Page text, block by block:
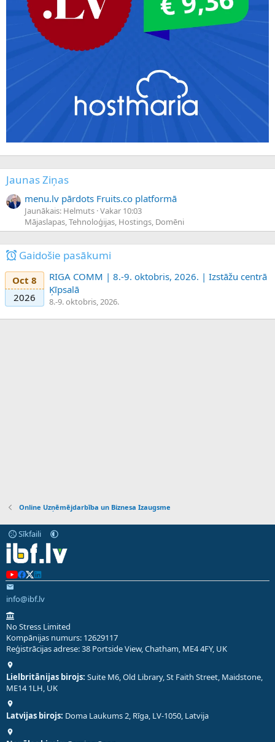
Jaunas Ziņas
menu.lv pārdots Fruits.co platformā
Jaunākais: Helmuts Vakar 10:03
Mājaslapas, Tehnoloģijas, Hostings, Domēni
Gaidošie pasākumi
Oct 8
2026
RIGA COMM | 8.-9. oktobris, 2026. | Izstāžu centrā
Ķīpsalā
8.-9. oktobris, 2026.
Online Uzņēmējdarbība un Biznesa Izaugsme
Sīkfaili
info@ibf.lv
No Stress Limited
Kompānijas numurs: 12629117
Reģistrācijas adrese: 38 Portside View, Chatham, ME4 4FY, UK
Lielbritānijas birojs: Suite M6, Old Library, St Faith Street, Maidstone,
ME14 1LH, UK
Latvijas birojs: Doma Laukums 2, Rīga, LV-1050, Latvija